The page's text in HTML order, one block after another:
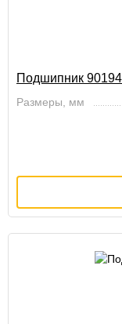
Подшипник
Размеры, мм